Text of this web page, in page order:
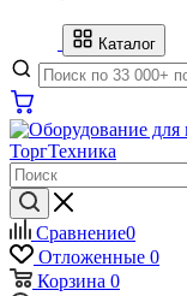
Каталог
Сравнение0
Отложенные 0
Корзина 0